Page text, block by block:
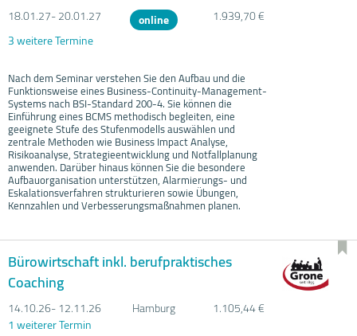
18.01.27- 20.01.27 online
1.939,70 €
3 weitere Termine
Nach dem Seminar verstehen Sie den Aufbau und die
Funktionsweise eines Business-Continuity-Management-
Systems nach BSI-Standard 200-4. Sie können die
Einführung eines BCMS methodisch begleiten, eine
geeignete Stufe des Stufenmodells auswählen und
zentrale Methoden wie Business Impact Analyse,
Risikoanalyse, Strategieentwicklung und Notfallplanung
anwenden. Darüber hinaus können Sie die besondere
Aufbauorganisation unterstützen, Alarmierungs- und
Eskalationsverfahren strukturieren sowie Übungen,
Kennzahlen und Verbesserungsmaßnahmen planen.
Bürowirtschaft inkl. berufpraktisches
Coaching
14.10.26- 12.11.26 Hamburg
1.105,44 €
1 weiterer Termin